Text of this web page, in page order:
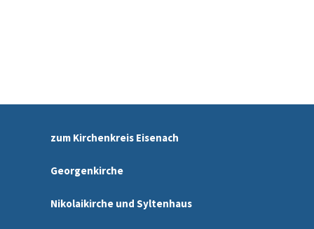
zum Kirchenkreis Eisenach
Georgenkirche
Nikolaikirche und Syltenhaus